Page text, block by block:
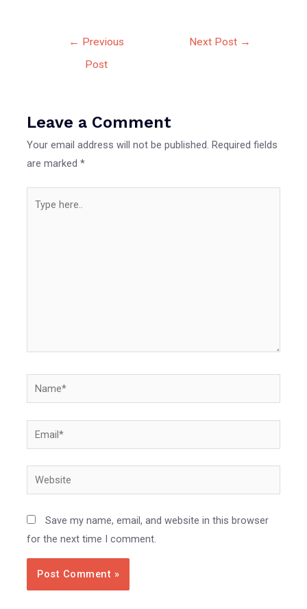
← Previous
Post
Next Post →
Leave a Comment
Your email address will not be published. Required fields
are marked*
Name*
Email*
Website
Save my name, email, and website in this browser
for the next time I comment.